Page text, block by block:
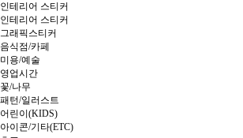
인테리어 스티커
인테리어 스티커
그래픽스티커
음식점/카페
미용/예술
영업시간
꽃/나무
패턴/일러스트
어린이(KIDS)
아이콘/기타(ETC)